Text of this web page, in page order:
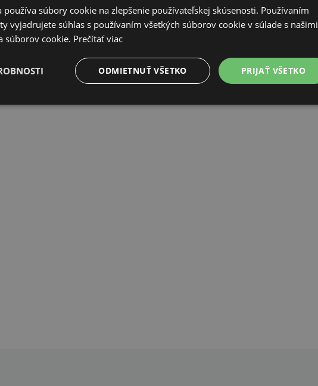
súbory cookie na zlepšenie používateľskej skúsenosti. Používaním
vyjadrujete súhlas s používaním všetkých súborov cookie v súlade s našimi
súborov cookie. Prečítať viac
PRIJAŤ VŠETKO
ODMIETNUŤ VŠETKO